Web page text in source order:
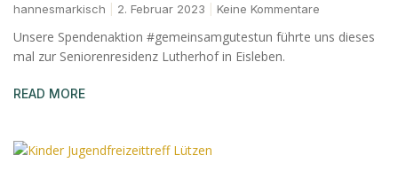
hannesmarkisch 2. Februar 2023 Keine Kommentare
Unsere Spendenaktion #gemeinsamgutestun führte uns dieses
mal zur Seniorenresidenz Lutherhof in Eisleben.
READ MORE